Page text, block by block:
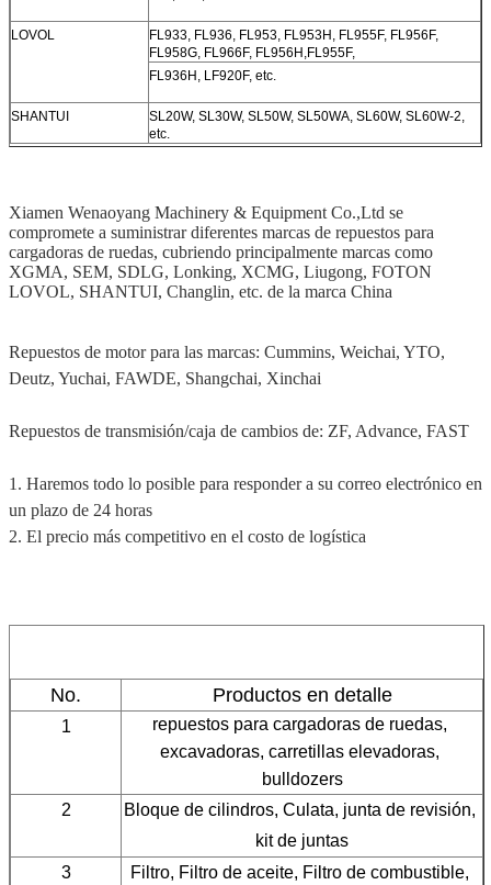
LOVOL
FL933, FL936, FL953, FL953H, FL955F, FL956F,
FL958G, FL966F, FL956H,FL955F,
FL936H, LF920F, etc.
SHANTUI
SL20W, SL30W, SL50W, SL50WA, SL60W, SL60W-2,
etc.
Xiamen Wenaoyang Machinery & Equipment Co.,Ltd se
compromete a suministrar diferentes marcas de repuestos para
cargadoras de ruedas, cubriendo principalmente marcas como
XGMA, SEM, SDLG, Lonking, XCMG, Liugong, FOTON
LOVOL, SHANTUI, Changlin, etc. de la marca China
Repuestos de motor para las marcas: Cummins, Weichai, YTO,
Deutz, Yuchai, FAWDE, Shangchai, Xinchai
Repuestos de transmisión/caja de cambios de: ZF, Advance, FAST
1. Haremos todo lo posible para responder a su correo electrónico en
un plazo de 24 horas
2. El precio más competitivo en el costo de logística
No. Productos en detalle
1
repuestos para cargadoras de ruedas,
excavadoras, carretillas elevadoras,
bulldozers
2
Bloque de cilindros, Culata, junta de revisión,
kit de juntas
3
Filtro, Filtro de aceite, Filtro de combustible,